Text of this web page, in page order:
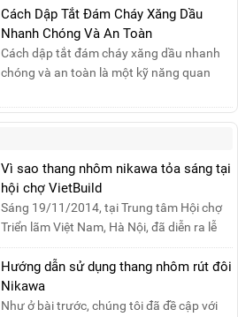
Khởi nguồn từ sự ra đời của Hội Phụ nữ
phản đế Việt Nam vào năm 1930, ngày
này không chỉ ghi nhận vai trò quan trọng
của phụ nữ ...
Cách Dập Tắt Đám Cháy Xăng Dầu
Nhanh Chóng Và An Toàn
Cách dập tắt đám cháy xăng dầu nhanh
chóng và an toàn là một kỹ năng quan
cháy xăng dầu rất dễ lan rộng và gây thiệt
dập tắt...
Vì sao thang nhôm nikawa tỏa sáng tại
hội chợ VietBuild
Sáng 19/11/2014, tại Trung tâm Hội chợ
Triển lãm Việt Nam, Hà Nội, đã diễn ra lễ
khai mạc “Triể....
Hướng dẫn sử dụng thang nhôm rút đôi
Nikawa
Như ở bài trước, chúng tôi đã đề cập với